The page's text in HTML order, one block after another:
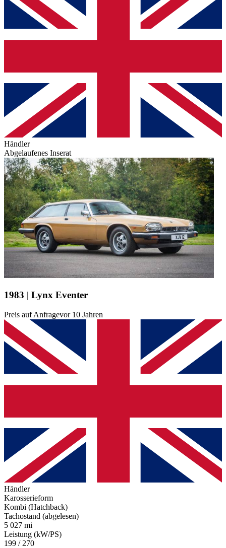
Händler
Abgelaufenes Inserat
1983 | Lynx Eventer
Preis auf Anfragevor 10 Jahren
Händler
Karosserieform
Kombi (Hatchback)
Tachostand (abgelesen)
5 027 mi
Leistung (kW/PS)
199 / 270